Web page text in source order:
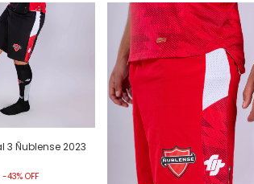
3 Ñublense 2023
-43% OFF